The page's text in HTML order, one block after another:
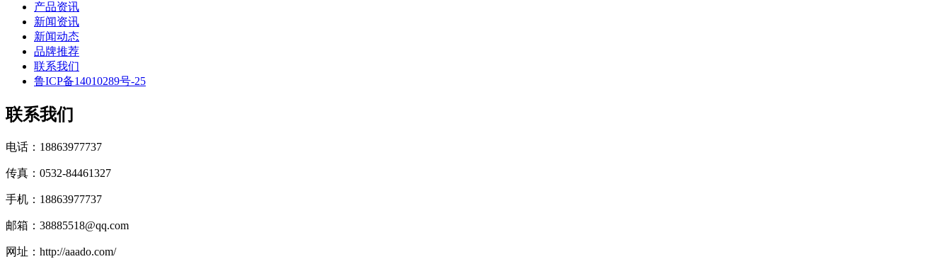
产品资讯
新闻资讯
新闻动态
品牌推荐
联系我们
鲁ICP备14010289号-25
联系我们
电话：18863977737
传真：0532-84461327
手机：18863977737
邮箱：38885518@qq.com
网址：http://aaado.com/